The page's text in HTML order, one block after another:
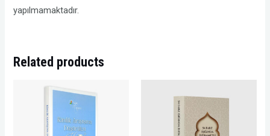
yapılmamaktadır.
Related products